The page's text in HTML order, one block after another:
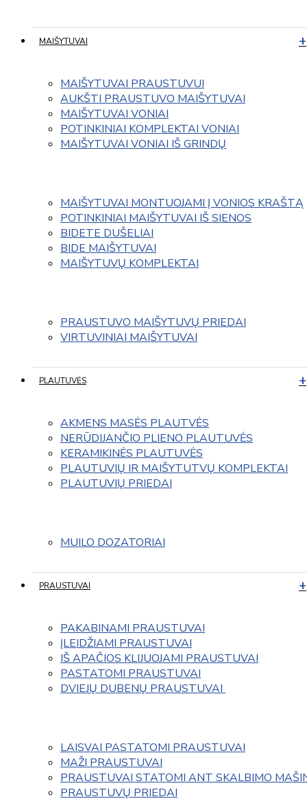
MAIŠYTUVAI
MAIŠYTUVAI PRAUSTUVUI
AUKŠTI PRAUSTUVO MAIŠYTUVAI
MAIŠYTUVAI VONIAI
POTINKINIAI KOMPLEKTAI VONIAI
MAIŠYTUVAI VONIAI IŠ GRINDŲ
MAIŠYTUVAI MONTUOJAMI Į VONIOS KRAŠTĄ
POTINKINIAI MAIŠYTUVAI IŠ SIENOS
BIDETE DUŠELIAI
BIDE MAIŠYTUVAI
MAIŠYTUVŲ KOMPLEKTAI
PRAUSTUVO MAIŠYTUVŲ PRIEDAI
VIRTUVINIAI MAIŠYTUVAI
PLAUTUVĖS
AKMENS MASĖS PLAUTVĖS
NERŪDIJANČIO PLIENO PLAUTUVĖS
KERAMIKINĖS PLAUTUVĖS
PLAUTUVIŲ IR MAIŠYTUTVŲ KOMPLEKTAI
PLAUTUVIŲ PRIEDAI
MUILO DOZATORIAI
PRAUSTUVAI
PAKABINAMI PRAUSTUVAI
ĮLEIDŽIAMI PRAUSTUVAI
IŠ APAČIOS KLIJUOJAMI PRAUSTUVAI
PASTATOMI PRAUSTUVAI
DVIEJŲ DUBENŲ PRAUSTUVAI
LAISVAI PASTATOMI PRAUSTUVAI
MAŽI PRAUSTUVAI
PRAUSTUVAI STATOMI ANT SKALBIMO
PRAUSTUVŲ PRIEDAI